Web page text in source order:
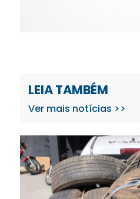
LEIA TAMBÉM
Ver mais notícias >>